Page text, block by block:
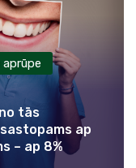
tās
ap
– ap 8%